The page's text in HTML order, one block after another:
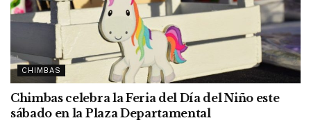
CHIMBAS
Chimbas celebra la Feria del Día del Niño este
sábado en la Plaza Departamental